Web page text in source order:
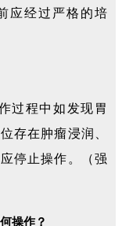
应经过严格的培
过程中如发现胃
存在肿瘤浸润、
停止操作。（强
操作？